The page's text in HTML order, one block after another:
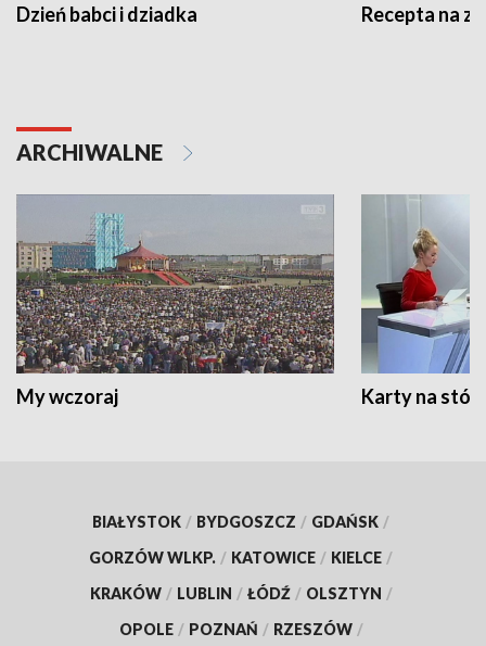
Dzień babci i dziadka Recepta na
ARCHIWALNE
My wczoraj Karty na
BIAŁYSTOK / BYDGOSZCZ / GDAŃSK /
GORZÓW WLKP. / KATOWICE / KIELCE /
KRAKÓW / LUBLIN / ŁÓDŹ / OLSZTYN /
OPOLE / POZNAŃ / RZESZÓW /